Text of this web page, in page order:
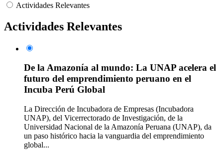
Actividades Relevantes
Actividades Relevantes
De la Amazonía al mundo: La UNAP acelera el
futuro del emprendimiento peruano en el
Incuba Perú Global
La Dirección de Incubadora de Empresas (Incubadora
UNAP), del Vicerrectorado de Investigación, de la
Universidad Nacional de la Amazonía Peruana (UNAP), da
un paso histórico hacia la vanguardia del emprendimiento
global...